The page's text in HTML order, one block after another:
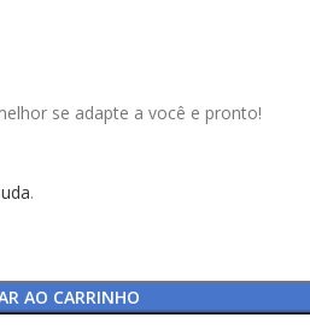
se adapte a você e pronto!
.
AO CARRINHO